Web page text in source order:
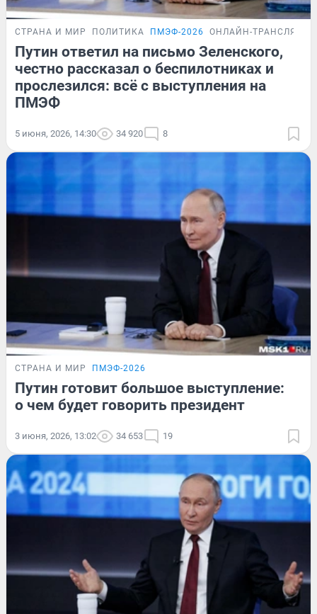
СТРАНА И МИР ПОЛИТИКА ПМЭФ-2026 ОНЛАЙН-ТРАНСЛЯЦИЯ
Путин ответил на письмо Зеленского,
честно рассказал о беспилотниках и
прослезился: всё с выступления на
ПМЭФ
5 июня, 2026, 14:30 34 920 8
СТРАНА И МИР ПМЭФ-2026
Путин готовит большое выступление:
о чем будет говорить президент
3 июня, 2026, 13:02 34 653 19